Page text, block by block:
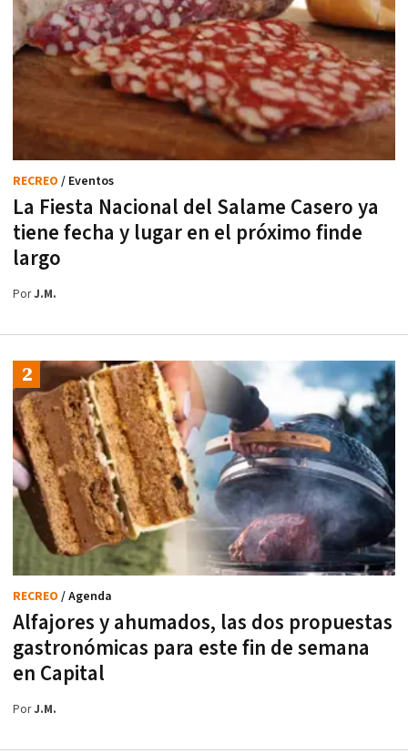
La Fiesta Nacional del Salame Casero ya
tiene fecha y lugar en el próximo finde
largo
RECREO / Eventos
PorJ.M.
Alfajores y ahumados, las dos propuestas
gastronómicas para este fin de semana
en Capital
RECREO / Agenda
PorJ.M.